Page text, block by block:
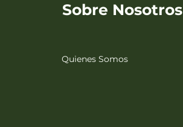
Sobre Nosotros
Quienes Somos